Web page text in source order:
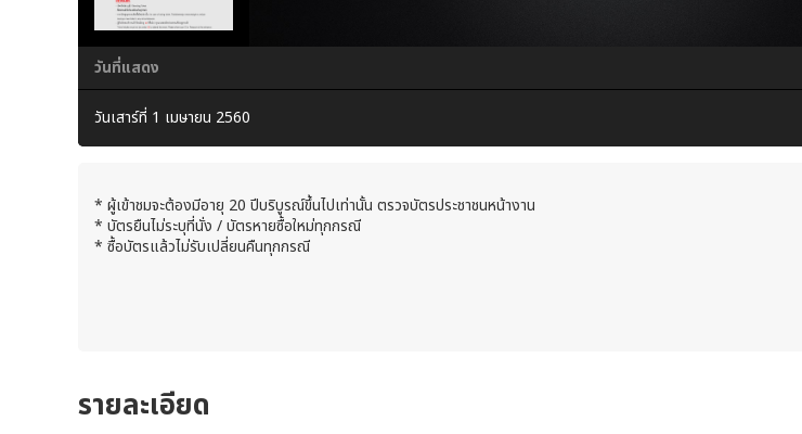
วันที่แสดง
วันเสาร์ที่ 1 เมษายน 2560
* ผู้เข้าชมจะต้องมีอายุ 20 ปีบริบูรณ์ขึ้นไปเท่านั้น ตรวจบัตรประชาชนหน้างาน
* บัตรยืนไม่ระบุที่นั่ง / บัตรหายซื้อใหม่ทุกกรณี
* ซื้อบัตรแล้วไม่รับเปลี่ยนคืนทุกกรณี
รายละเอียด